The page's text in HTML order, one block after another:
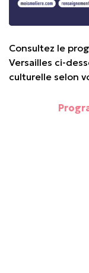
Consultez le
Versailles ci-
culturelle selon